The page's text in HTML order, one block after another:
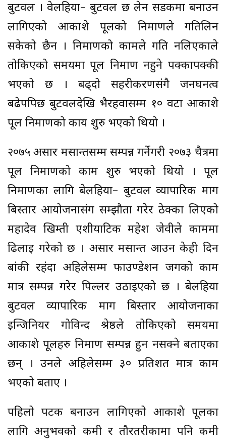
बुटवल । वेलहिया– बुटवल छ लेन सडकमा बनाउन
लागिएको आकाशे पूलको निर्माणले गतिलिन
सकेको छैन । निर्माणको कामले गति नलिएकाले
तोकिएको समयमा पूल निर्माण नहुने पक्कापक्की
भएको छ । बढ्दो सहरीकरणसंगै जनघनत्व
बढेपपिछ बुटवलदेखि भैरहवासम्म १० वटा आकाशे
पूल निर्माणको कार्य शुरु भएको थियो ।
२०७५ असार मसान्तसम्म सम्पन्न गर्नेगरी २०७३ चैत्रमा
पूल निर्माणको काम शुरु भएको थियो । पूल
निर्माणका लागि बेलहिया– बुटवल व्यापारिक मार्ग
बिस्तार आयोजनासंग सम्झौता गरेर ठेक्का लिएको
महादेव खिम्ती एशीयाटिक महेश जेवीले काममा
ढिलाई गरेको छ । असार मसान्त आउन केही दिन
बांकी रहंदा अहिलेसम्म फाउण्डेशन जगको काम
मात्र सम्पन्न गरेर पिल्लर उठाईएको छ । बेलहिया
बुटवल व्यापारिक मार्ग बिस्तार आयोजनाका
इन्जिनियर गोविन्द श्रेष्ठले तोकिएको समयमा
आकाशे पूलहरु निर्माण सम्पन्न हुन नसक्ने बताएका
छन् । उनले अहिलेसम्म ३० प्रतिशत मात्र काम
भएको बताए ।
पहिलो पटक बनाउन लागिएको आकाशे पूलका
लागि अनुभवको कमी र तौरतरीकामा पनि कमी